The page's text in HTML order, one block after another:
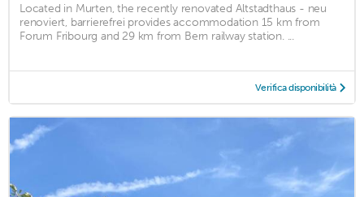
Located in Murten, the recently renovated Altstadthaus - neu
renoviert, barrierefrei provides accommodation 15 km from
Forum Fribourg and 29 km from Bern railway station. ...
Verifica disponibilità